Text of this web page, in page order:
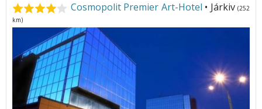
Cosmopolit Premier Art-Hotel • Járkiv (252
km)